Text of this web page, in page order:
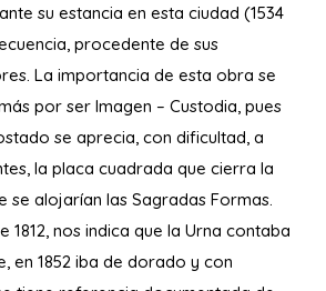
su estancia en esta ciudad (1534
procedente de sus
La importancia de esta obra se
por ser Imagen – Custodia, pues
se aprecia, con dificultad, a
la placa cuadrada que cierra la
se alojarían las Sagradas Formas.
1812, nos indica que la Urna contaba
en 1852 iba de dorado y con